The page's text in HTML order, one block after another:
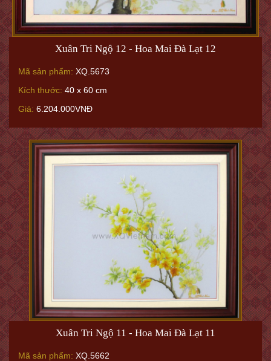
Xuân Tri Ngộ 12 - Hoa Mai Đà Lạt 12
Mã sản phẩm: XQ.5673
Kích thước: 40 x 60 cm
Giá: 6.204.000VNĐ
Xuân Tri Ngộ 11 - Hoa Mai Đà Lạt 11
Mã sản phẩm: XQ.5662